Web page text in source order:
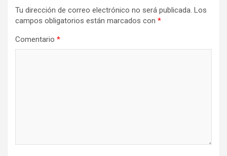
Tu dirección de correo electrónico no será publicada. Los
campos obligatorios están marcados con *
Comentario *